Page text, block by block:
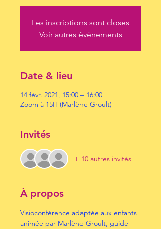
Les inscriptions sont closes
Voir autres événements
Date & lieu
14 févr. 2021, 15:00 – 16:00
Zoom à 15H (Marlène Groult)
Invités
+ 10 autres invités
À propos
Visioconférence adaptée aux enfants
animée par Marlène Groult, guide-